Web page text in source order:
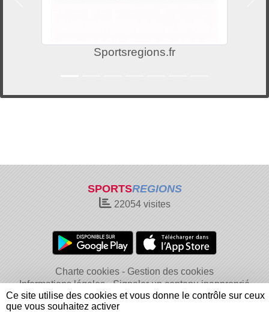
Sportsregions.fr
SPORTSREGIONS
22054visites
Charte cookies
Gestion des cookies
Informations légales
Signaler un contenu inapproprié
Ce site utilise des cookies et vous donne le contrôle sur ceux
que vous souhaitez activer